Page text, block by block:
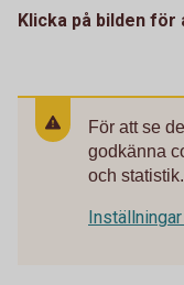
Klicka på bilden för
För att se
godkänna
och statistik.